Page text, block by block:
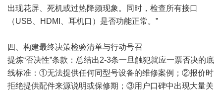
出现花屏、死机或过热降频现象。同时，检查所有接口
（USB、HDMI、耳机口）是否功能正常。”
四、构建最终决策检验清单与行动号召
提炼“否决性”条款：总结出2-3条一旦触犯就应一票否决的底
线标准：①无法提供任何同型号设备的维修案例；②报价时
拒绝提供配件来源说明或保修期；③用户口碑中出现大量关